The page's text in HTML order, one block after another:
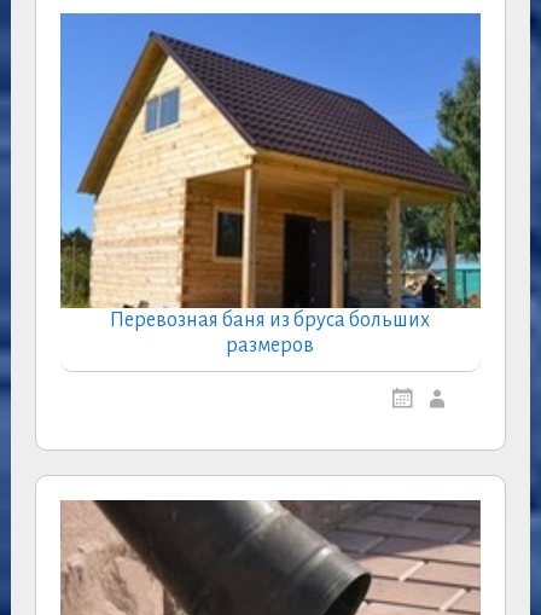
Перевозная баня из бруса больших
размеров